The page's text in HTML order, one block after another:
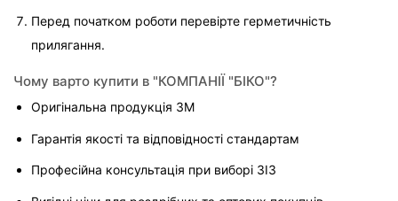
Перед початком роботи перевірте герметичність
прилягання.
Чому варто купити в "КОМПАНІЇ "БІКО"?
Оригінальна продукція 3M
Гарантія якості та відповідності стандартам
Професійна консультація при виборі ЗІЗ